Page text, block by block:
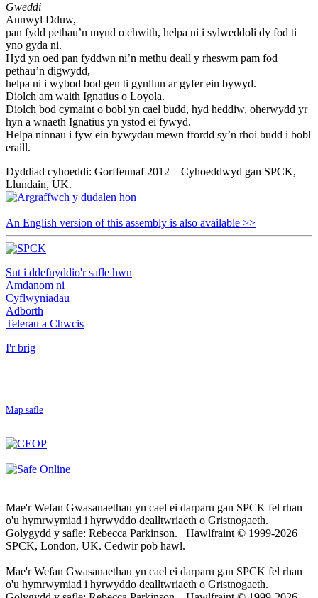
Gweddi
Annwyl Dduw,
pan fydd pethau’n mynd o chwith, helpa ni i sylweddoli dy fod ti
yno gyda ni.
Hyd yn oed pan fyddwn ni’n methu deall y rheswm pam fod
pethau’n digwydd,
helpa ni i wybod bod gen ti gynllun ar gyfer ein bywyd.
Diolch am waith Ignatius o Loyola.
Diolch bod cymaint o bobl yn cael budd, hyd heddiw, oherwydd yr
hyn a wnaeth Ignatius yn ystod ei fywyd.
Helpa ninnau i fyw ein bywydau mewn ffordd sy’n rhoi budd i bobl
eraill.
Dyddiad cyhoeddi: Gorffennaf 2012 Cyhoeddwyd gan SPCK,
Llundain, UK.
An English version of this assembly is also available >>
Sut i ddefnyddio'r safle hwn
Amdanom ni
Cyflwyniadau
Adborth
Telerau a Chwcis
I'r brig
Map safle
Mae'r Wefan Gwasanaethau yn cael ei darparu gan SPCK fel rhan
o'u hymrwymiad i hyrwyddo dealltwriaeth o Gristnogaeth.
Golygydd y safle: Rebecca Parkinson. Hawlfraint © 1999-2026
SPCK, London, UK. Cedwir pob hawl.
Mae'r Wefan Gwasanaethau yn cael ei darparu gan SPCK fel rhan
o'u hymrwymiad i hyrwyddo dealltwriaeth o Gristnogaeth.